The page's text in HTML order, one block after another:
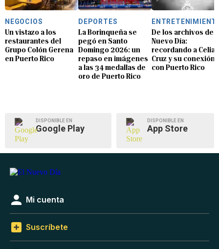
NEGOCIOS
Un vistazo a los
restaurantes del
Grupo Colón Gerena
en Puerto Rico
DEPORTES
La Borinqueña se
pegó en Santo
Domingo 2026: un
repaso en imágenes
a las 34 medallas de
oro de Puerto Rico
De los archivos de
Nuevo Día:
recordando a Celia
Cruz y su conexión
con Puerto Rico
DISPONIBLE EN
Google Play
DISPONIBLE EN
App Store
Mi cuenta
Suscríbete